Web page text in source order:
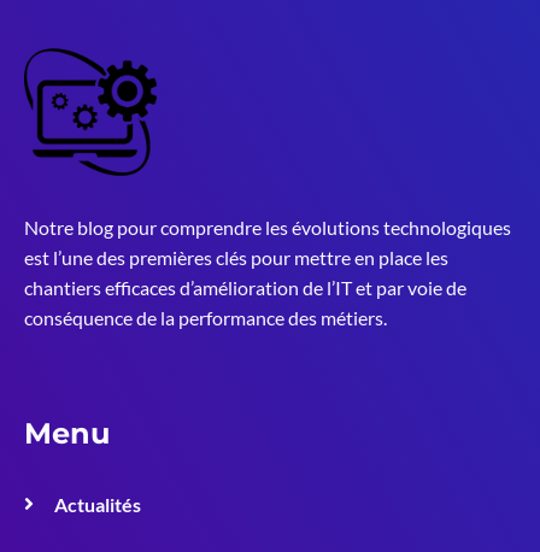
Notre blog pour comprendre les évolutions technologiques
est l’une des premières clés pour mettre en place les
chantiers efficaces d’amélioration de l’IT et par voie de
conséquence de la performance des métiers.
Menu
Actualités